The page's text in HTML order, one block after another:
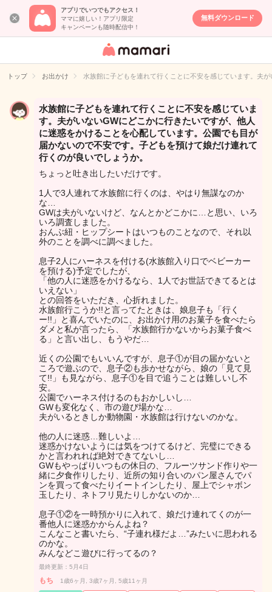
アプリでいつでもアクセス！
ママに嬉しい！アプリ限定
キャンペーンも随時配信中！
無料ダウンロード
女性専用匿名QA
イト
トップ お出かけ 水族館に子どもを連れて行くことに不安を感じています。夫
水族館に子どもを連れて行くことに不安を感じていま
す。夫がいないGWにどこかに行きたいですが、他人
に迷惑をかけることを心配しています。公園でも目が
届かないので不安です。子どもを預けて娘だけ連れて
行くのが良いでしょうか。
ちょっと吐き出したいだけです。
1人で3人連れて水族館に行くのは、やはり無謀なのか
な…
GWは夫がいないけど、なんとかどこかに…と思い、いろ
いろ調査しました。
おんぶ紐・ヒップシートはいつものことなので、それ以
外のことを調べに調べました。
息子2人にハーネスを付ける(水族館入り口でベビーカー
を預ける)予定でしたが、
「他の人に迷惑をかけるなら、1人でお世話できてるとは
いえない」
との回答をいただき、心折れました。
水族館行こうか!!と言ってたときは、娘息子も「行く
ー!!」と喜んでいたのに、お出かけ用のお菓子を食べたら
ダメと私が言ったら、「水族館行かないからお菓子食べ
る」と言い出し、もうやだ…
近くの公園でもいいんですが、息子①が目の届かないと
ころで遊ぶので、息子②も歩かせながら、娘の「見て見
て!!」も見ながら、息子①を目で追うことは難しいし不
安。
公園でハーネス付けるのもおかしいし…
GWも変化なく、市の遊び場かな…
夫がいるときしか動物園・水族館は行けないのかな。
他の人に迷惑…難しいよ…
迷惑かけないようには気をつけてるけど、完璧にできる
かと言われれば絶対できてないし…
GWもやっぱりいつもの休日の、フルーツサンド作りや一
緒に夕食作りしたり、近所の知り合いのパン屋さんでパ
ンを買って食べたりイートインしたり、屋上でシャボン
玉したり、ネトフリ見たりしかないのか…
息子①②を一時預かりに入れて、娘だけ連れてくのが一
番他人に迷惑かからんよね？
こんなこと書いたら、“子連れ様だよ…”みたいに思われる
のかな。
みんなどこ遊びに行ってるの？
最終更新：5月4日
もち 1歳6ヶ月, 3歳7ヶ月, 5歳11ヶ月